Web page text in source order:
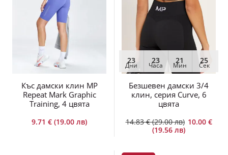
Къс дамски клин MP
Repeat Mark Graphic
Training, 4 цвята
9.71 € (19.00 лв)
23
Дни
23
Часа
21
Мин
25
Сек
Безшевен дамски 3/4
клин, серия Curve, 6
цвята
14.83 € (29.00 лв) 10.00 €
(19.56 лв)